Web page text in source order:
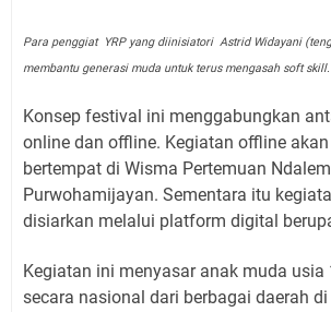
Para penggiat YRP yang diinisiatori Astrid Widayani
membantu generasi muda untuk terus mengasah soft skill.
Konsep festival ini menggabungkan
online dan offline. Kegiatan offline
bertempat di Wisma Pertemuan Ndalem
Purwohamijayan. Sementara itu
disiarkan melalui platform digital
Kegiatan ini menyasar anak muda usia
secara nasional dari berbagai daerah